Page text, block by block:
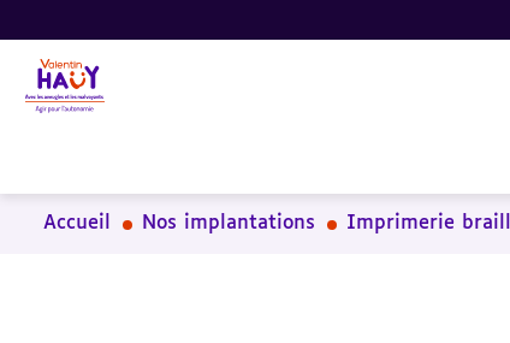
Aller
au
contenu
principal
Aller
au
pied
de
Aller
à
la
recherche
Accueil Nos implantations Imprimerie